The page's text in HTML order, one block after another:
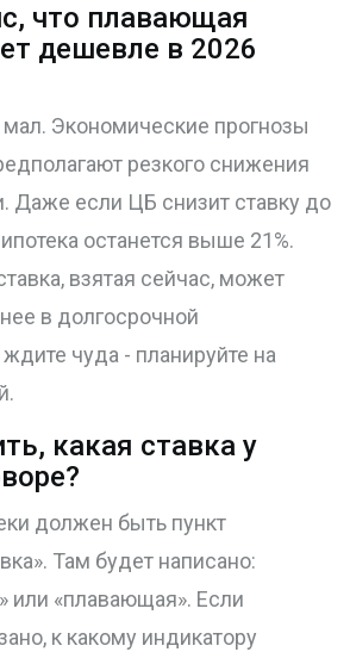
что плавающая
дешевле в 2026
Экономические прогнозы
резкого снижения
Даже если ЦБ снизит ставку до
останется выше 21%.
взятая сейчас, может
в долгосрочной
чуда - планируйте на
какая ставка у
должен быть пункт
Там будет написано:
или «плавающая». Если
к какому индикатору